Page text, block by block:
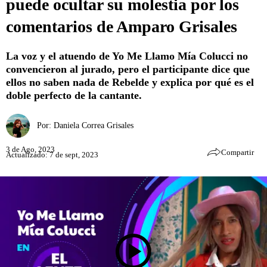
puede ocultar su molestia por los
comentarios de Amparo Grisales
La voz y el atuendo de Yo Me Llamo Mía Colucci no
convencieron al jurado, pero el participante dice que
ellos no saben nada de Rebelde y explica por qué es el
doble perfecto de la cantante.
Por: Daniela Correa Grisales
3 de Ago, 2023
Actualizado: 7 de sept, 2023 Compartir